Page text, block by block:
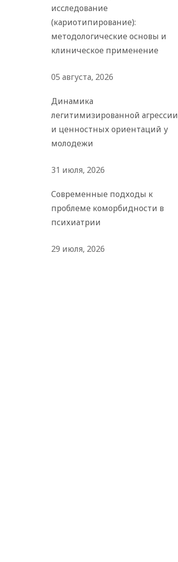
исследование
(кариотипирование):
методологические основы и
клиническое применение
05 августа, 2026
Динамика
легитимизированной агрессии
и ценностных ориентаций у
молодежи
31 июля, 2026
Современные подходы к
проблеме коморбидности в
психиатрии
29 июля, 2026